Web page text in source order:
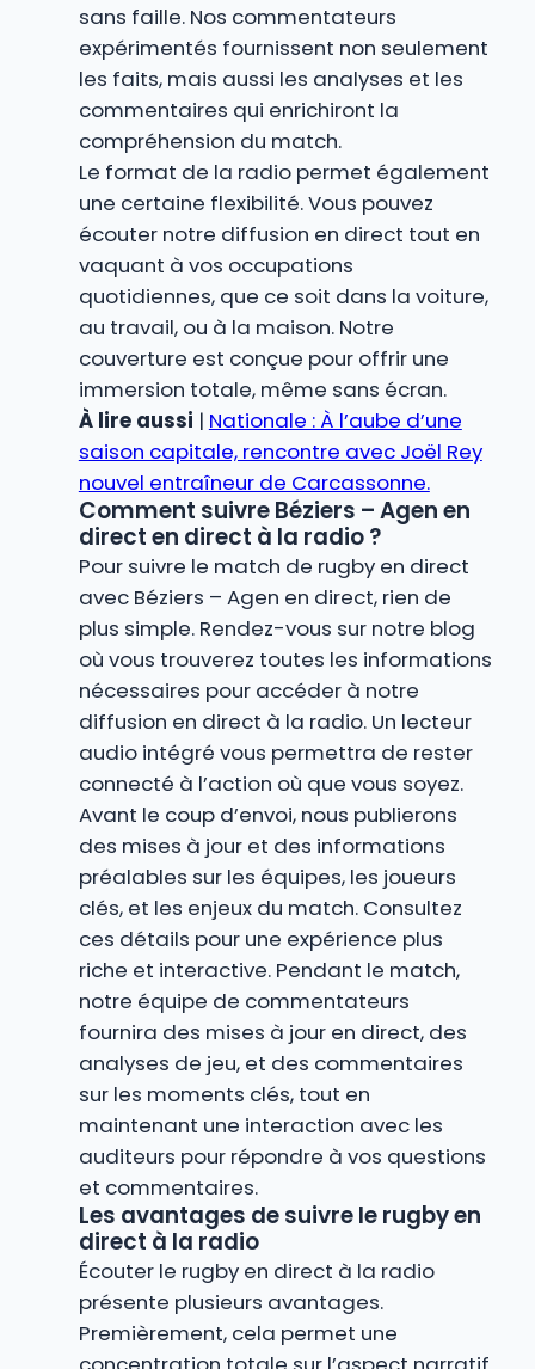
sans faille. Nos commentateurs
expérimentés fournissent non seulement
les faits, mais aussi les analyses et les
commentaires qui enrichiront la
compréhension du match.
Le format de la radio permet également
une certaine flexibilité. Vous pouvez
écouter notre diffusion en direct tout en
vaquant à vos occupations
quotidiennes, que ce soit dans la voiture,
au travail, ou à la maison. Notre
couverture est conçue pour offrir une
immersion totale, même sans écran.
À lire aussi | Nationale : À l’aube d’une
saison capitale, rencontre avec Joël Rey
nouvel entraîneur de Carcassonne.
Comment suivre Béziers – Agen en
direct en direct à la radio ?
Pour suivre le match de rugby en direct
avec Béziers – Agen en direct, rien de
plus simple. Rendez-vous sur notre blog
où vous trouverez toutes les informations
nécessaires pour accéder à notre
diffusion en direct à la radio. Un lecteur
audio intégré vous permettra de rester
connecté à l’action où que vous soyez.
Avant le coup d’envoi, nous publierons
des mises à jour et des informations
préalables sur les équipes, les joueurs
clés, et les enjeux du match. Consultez
ces détails pour une expérience plus
riche et interactive. Pendant le match,
notre équipe de commentateurs
fournira des mises à jour en direct, des
analyses de jeu, et des commentaires
sur les moments clés, tout en
maintenant une interaction avec les
auditeurs pour répondre à vos questions
et commentaires.
Les avantages de suivre le rugby en
direct à la radio
Écouter le rugby en direct à la radio
présente plusieurs avantages.
Premièrement, cela permet une